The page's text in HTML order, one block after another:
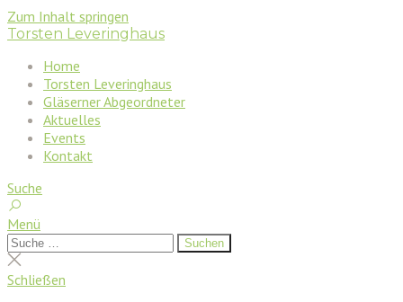
Zum Inhalt springen
Torsten Leveringhaus
Home
Torsten Leveringhaus
Gläserner Abgeordneter
Aktuelles
Events
Kontakt
Suche
Menü
Suchen
nach:
Suchen
Suche
schließen
Schließen